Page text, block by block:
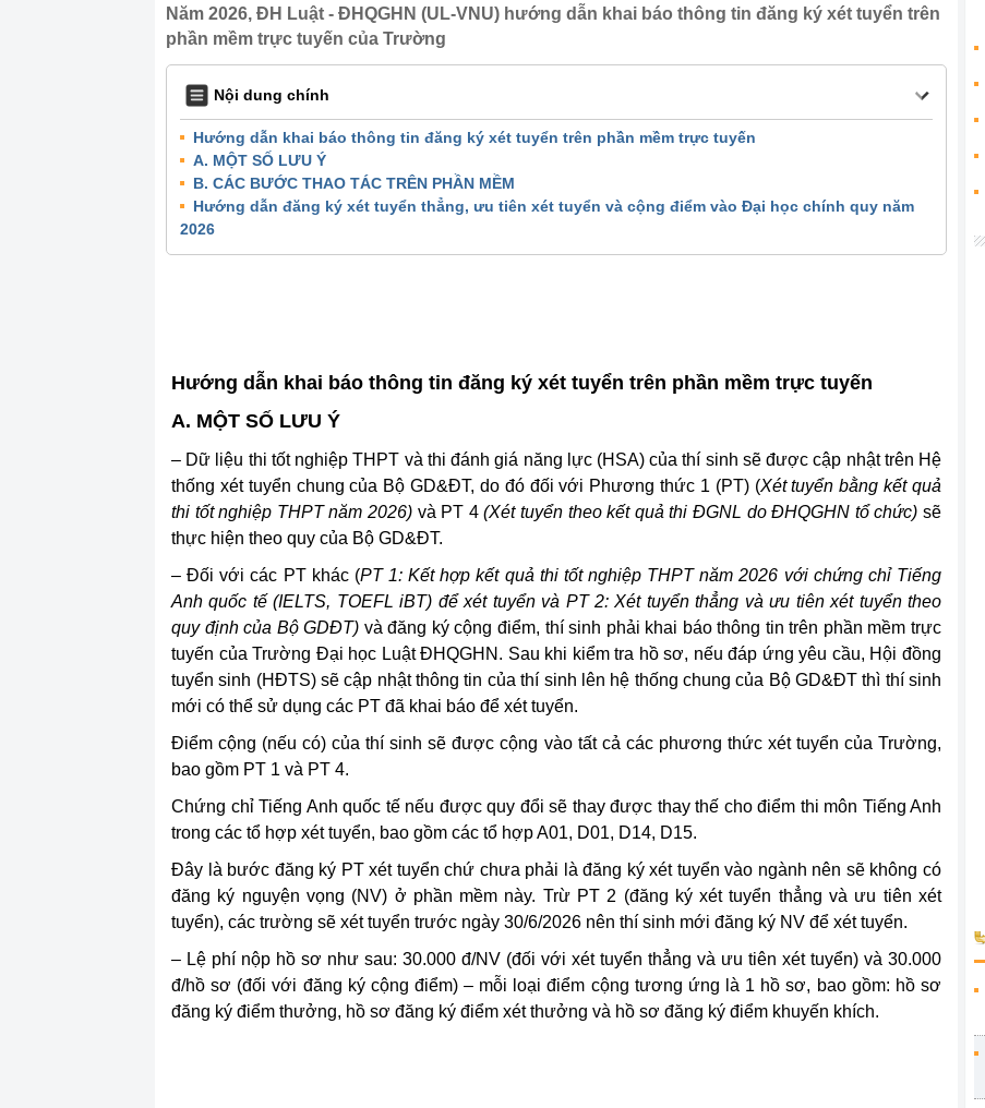
Năm 2026, ĐH Luật - ĐHQGHN (UL-VNU) hướng dẫn khai báo thông tin đăng ký xét tuyển trên
phần mềm trực tuyến của Trường
Nội dung chính
Hướng dẫn khai báo thông tin đăng ký xét tuyển trên phần mềm trực tuyến
A. MỘT SỐ LƯU Ý
B. CÁC BƯỚC THAO TÁC TRÊN PHẦN MỀM
Hướng dẫn đăng ký xét tuyển thẳng, ưu tiên xét tuyển và cộng điểm vào Đại học chính quy năm
2026
Hướng dẫn khai báo thông tin đăng ký xét tuyển trên phần mềm trực tuyến
A. MỘT SỐ LƯU Ý
– Dữ liệu thi tốt nghiệp THPT và thi đánh giá năng lực (HSA) của thí sinh sẽ được cập nhật trên Hệ
thống xét tuyển chung của Bộ GD&ĐT, do đó đối với Phương thức 1 (PT) (Xét tuyển bằng kết quả
thi tốt nghiệp THPTnăm 2026) và PT 4(Xét tuyển theo kết quả thi ĐGNL doĐHQGHN tổ chức)sẽ
thực hiện theo quy của Bộ GD&ĐT.
– Đối với các PT khác (PT 1:Kết hợp kết quả thi tốt nghiệp THPT năm 2026 với chứng chỉ Tiếng
Anhquốc tế(IELTS, TOEFL iBT) để xét tuyểnvà PT 2:Xét tuyển thẳng và ưu tiên xét tuyểntheo
quy định của Bộ GDĐT) và đăng ký cộng điểm, thí sinh phải khai báo thông tin trên phần mềm trực
tuyến của Trường Đại học Luật ĐHQGHN. Sau khi kiểm tra hồ sơ, nếu đáp ứng yêu cầu, Hội đồng
tuyển sinh (HĐTS) sẽ cập nhật thông tin của thí sinh lên hệ thống chung của Bộ GD&ĐT thì thí sinh
mới có thể sử dụng các PT đã khai báo để xét tuyển.
Điểm cộng (nếu có) của thí sinh sẽ được cộng vào tất cả các phương thức xét tuyển của Trường,
bao gồm PT 1 và PT 4.
Chứng chỉ Tiếng Anh quốc tế nếu được quy đổi sẽ thay được thay thế cho điểm thi môn Tiếng Anh
trong các tổ hợp xét tuyển, bao gồm các tổ hợpA01, D01, D14, D15.
Đây là bước đăng ký PT xét tuyển chứ chưa phải là đăng ký xét tuyển vào ngành nên sẽ không có
đăng ký nguyện vọng (NV) ở phần mềm này. Trừ PT 2 (đăng ký xét tuyển thẳng và ưu tiên xét
tuyển), các trường sẽ xét tuyển trước ngày 30/6/2026 nên thí sinh mới đăng ký NV để xét tuyển.
– Lệ phí nộp hồ sơ như sau: 30.000 đ/NV (đối với xét tuyển thẳng và ưu tiên xét tuyển) và 30.000
đ/hồ sơ (đối với đăng ký cộng điểm) – mỗi loại điểm cộng tương ứng là 1 hồ sơ, bao gồm: hồ sơ
đăng ký điểm thưởng, hồ sơ đăng ký điểm xét thưởng và hồ sơ đăng ký điểm khuyến khích.